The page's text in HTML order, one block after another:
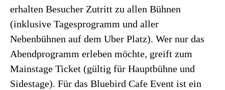
erhalten Besucher Zutritt zu allen Bühnen
(inklusive Tagesprogramm und aller
Nebenbühnen auf dem Uber Platz). Wer nur das
Abendprogramm erleben möchte, greift zum
Mainstage Ticket (gültig für Hauptbühne und
Sidestage). Für das Bluebird Cafe Event ist ein